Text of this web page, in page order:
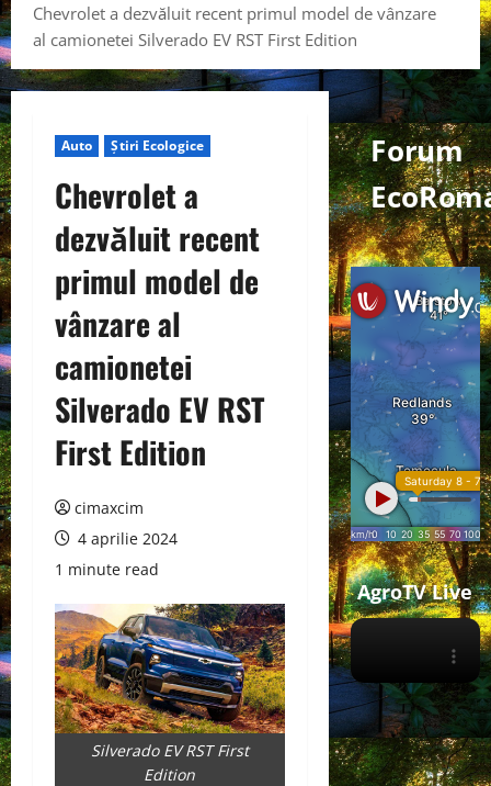
Chevrolet a dezvăluit recent primul model de vânzare
al camionetei Silverado EV RST First Edition
Auto Știri Ecologice
Chevrolet a
dezvăluit recent
primul model de
vânzare al
camionetei
Silverado EV RST
First Edition
cimaxcim
4 aprilie 2024
1 minute read
Silverado EV RST First
Edition
Forum
AgroTV Live